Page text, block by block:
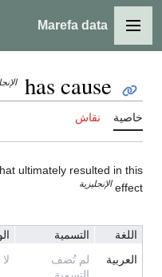
القائمة الرئيسية
Marefa data
has cause
خاصية نقاش
ultimately resulted in this
effect الإنجليزية
اللغة التسمية
العربية
لم تُضف